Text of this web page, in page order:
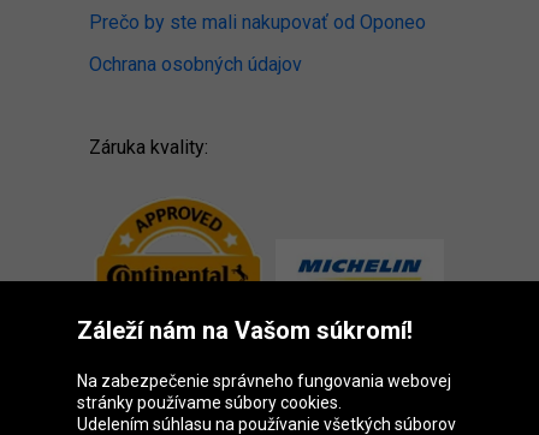
Prečo by ste mali nakupovať od Oponeo
Ochrana osobných údajov
Záruka kvality:
Záleží nám na Vašom súkromí!
Na zabezpečenie správneho fungovania webovej
stránky používame súbory cookies.
Udelením súhlasu na používanie všetkých súborov